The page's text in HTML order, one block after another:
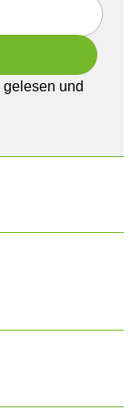
gelesen und